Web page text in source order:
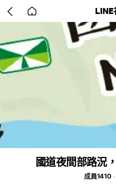
back
to
LINE
國道夜間部路況
成員1410